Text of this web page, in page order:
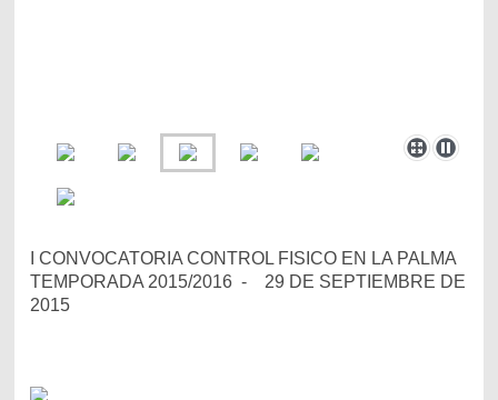
I CONVOCATORIA CONTROL FISICO EN LA PALMA
TEMPORADA 2015/2016 - 29 DE SEPTIEMBRE DE
2015